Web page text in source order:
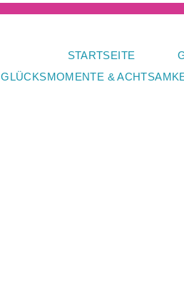
STARTSEITE
GLÜCKSMOMENTE &